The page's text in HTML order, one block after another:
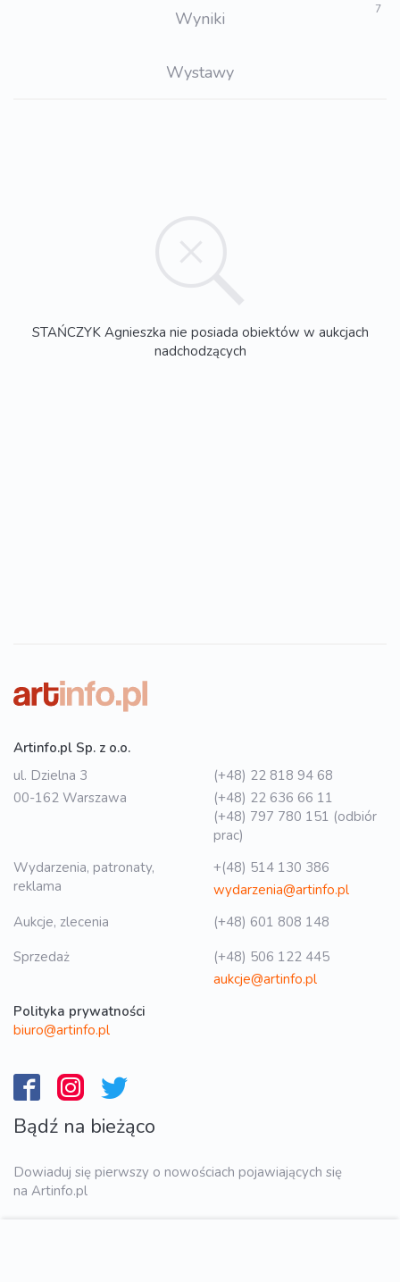
Wyniki 7
Wystawy
STAŃCZYK Agnieszka nie posiada obiektów w aukcjach
nadchodzących
Artinfo.pl Sp. z o.o.
ul. Dzielna 3
00-162 Warszawa
(+48) 22 818 94 68
(+48) 22 636 66 11
(+48) 797 780 151 (odbiór
prac)
Wydarzenia, patronaty,
reklama
+(48) 514 130 386
wydarzenia@artinfo.pl
Aukcje, zlecenia
(+48) 601 808 148
Sprzedaż
(+48) 506 122 445
aukcje@artinfo.pl
Polityka prywatności
biuro@artinfo.pl
Bądź na bieżąco
Dowiaduj się pierwszy o nowościach pojawiających się
na Artinfo.pl